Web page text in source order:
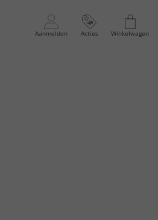
Aanmelden Acties Winkelwagen